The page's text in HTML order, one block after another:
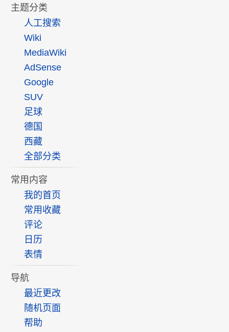
主题分类
人工搜索
Wiki
MediaWiki
AdSense
Google
SUV
足球
德国
西藏
全部分类
常用内容
我的首页
常用收藏
评论
日历
表情
导航
最近更改
随机页面
帮助